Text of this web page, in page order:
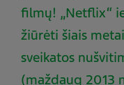
filmų! „Netflix“
žiūrėti šiais
sveikatos
(maždaug 2013